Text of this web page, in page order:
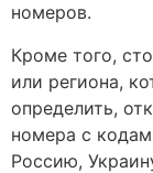
номеров.
Кроме того,
или региона,
определить,
номера с
Россию,